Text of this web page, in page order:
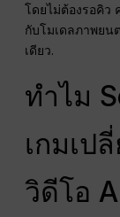
โดยไม่ต้องรอคิว
กับโมเดลภาพยน
เดียว.
ทำไม
เกมเป
วิดีโอ